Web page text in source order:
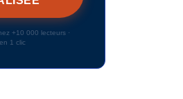
+10 000 lecteurs ·
1 clic